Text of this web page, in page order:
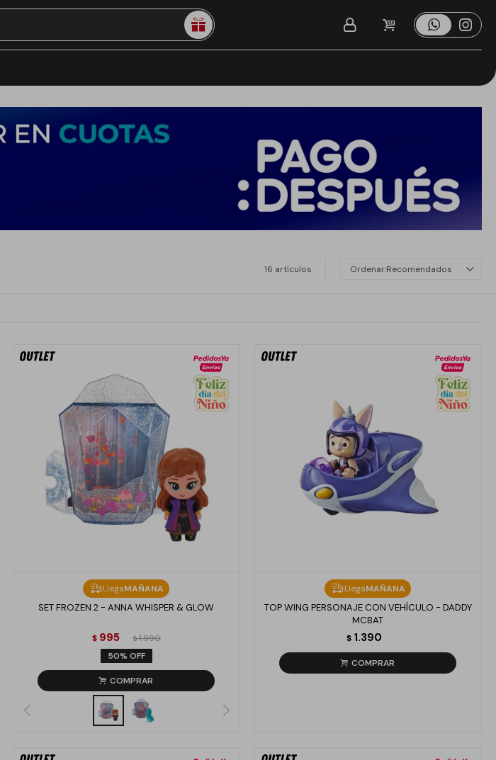
16 artículos Recomendados
LlegaMAÑANA
SET FROZEN 2 - ANNA WHISPER & GLOW
$ 995 $ 1.990
50
LlegaMAÑANA
TOP WING PERSONAJE CON VEHÍCULO - DADDY
MCBAT
$ 1.390